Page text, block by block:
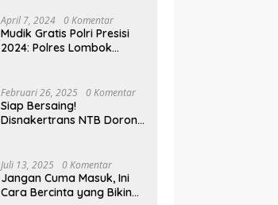
April 7, 2024 0 Komentar
Mudik Gratis Polri Presisi
2024: Polres Lombok
Februari 26, 2025 0 Komentar
Siap Bersaing!
Disnakertrans NTB Dorong
Juli 13, 2025 0 Komentar
Jangan Cuma Masuk, Ini
Cara Bercinta yang Bikin